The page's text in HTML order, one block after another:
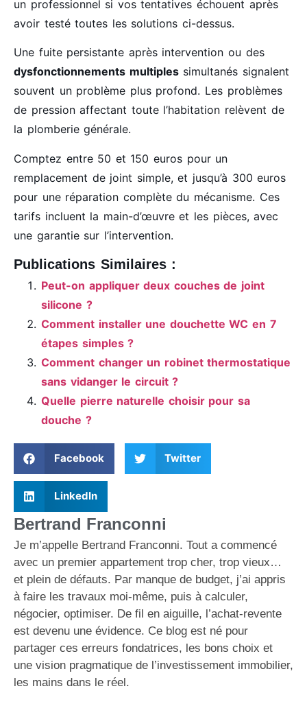
un professionnel si vos tentatives échouent après
avoir testé toutes les solutions ci-dessus.
Une fuite persistante après intervention ou des
dysfonctionnements multiplessimultanés signalent
souvent un problème plus profond. Les problèmes
de pression affectant toute l’habitation relèvent de
la plomberie générale.
Comptez entre 50 et 150 euros pour un
remplacement de joint simple, et jusqu’à 300 euros
pour une réparation complète du mécanisme. Ces
tarifs incluent la main-d’œuvre et les pièces, avec
une garantie sur l’intervention.
Publications Similaires :
Peut-on appliquer deux couches de joint
silicone ?
Comment installer une douchette WC en 7
étapes simples ?
Comment changer un robinet thermostatique
sans vidanger le circuit ?
Quelle pierre naturelle choisir pour sa
douche ?
Facebook Twitter
LinkedIn
Bertrand Franconni
Je m’appelle Bertrand Franconni. Tout a commencé
avec un premier appartement trop cher, trop vieux…
et plein de défauts. Par manque de budget, j’ai appris
à faire les travaux moi-même, puis à calculer,
négocier, optimiser. De fil en aiguille, l’achat-revente
est devenu une évidence. Ce blog est né pour
partager ces erreurs fondatrices, les bons choix et
une vision pragmatique de l’investissement immobilier,
les mains dans le réel.